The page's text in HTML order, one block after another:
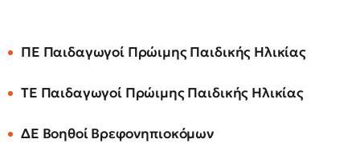
ΠΕ Παιδαγωγοί Πρώιμης Παιδικής Ηλικίας
ΤΕ Παιδαγωγοί Πρώιμης Παιδικής Ηλικίας
ΔΕ Βοηθοί Βρεφονηπιοκόμων